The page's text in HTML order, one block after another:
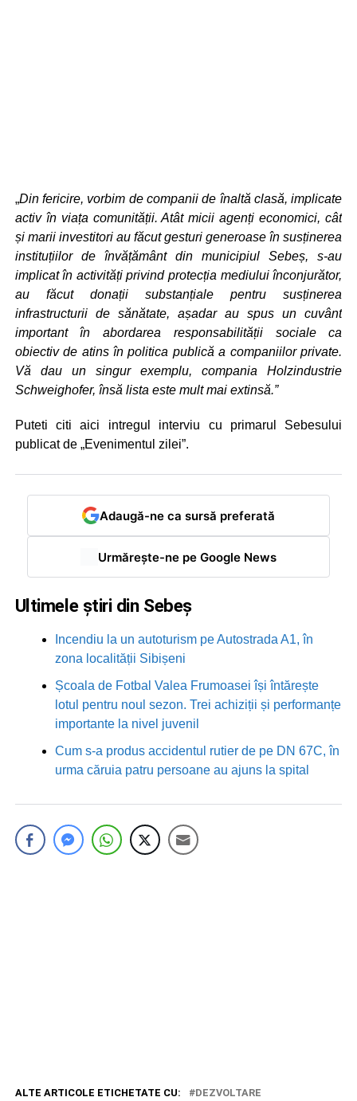
„Din fericire, vorbim de companii de înaltă clasă, implicate
activ în viața comunității. Atât micii agenți economici, cât
și marii investitori au făcut gesturi generoase în susținerea
instituțiilor de învățământ din municipiul Sebeș, s-au
implicat în activități privind protecția mediului înconjurător,
au făcut donații substanțiale pentru susținerea
infrastructurii de sănătate, așadar au spus un cuvânt
important în abordarea responsabilității sociale ca
obiectiv de atins în politica publică a companiilor private.
Vă dau un singur exemplu, compania Holzindustrie
Schweighofer, însă lista este mult mai extinsă.”
Puteti citi aici intregul interviu cu primarul Sebesului
publicat de „Evenimentul zilei”.
Adaugă-ne ca sursă preferată
Urmărește-ne pe Google News
Ultimele știri din Sebeș
Incendiu la un autoturism pe Autostrada A1, în
zona localității Sibișeni
Școala de Fotbal Valea Frumoasei își întărește
lotul pentru noul sezon. Trei achiziții și performanțe
importante la nivel juvenil
Cum s-a produs accidentul rutier de pe DN 67C, în
urma căruia patru persoane au ajuns la spital
ALTE ARTICOLE ETICHETATE CU:
DEZVOLTARE